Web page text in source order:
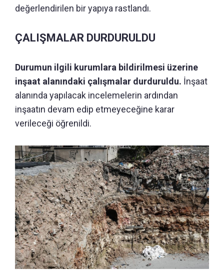
değerlendirilen bir yapıya rastlandı.
ÇALIŞMALAR DURDURULDU
Durumun ilgili kurumlara bildirilmesi üzerine
inşaat alanındaki çalışmalar durduruldu. İnşaat
alanında yapılacak incelemelerin ardından
inşaatın devam edip etmeyeceğine karar
verileceği öğrenildi.